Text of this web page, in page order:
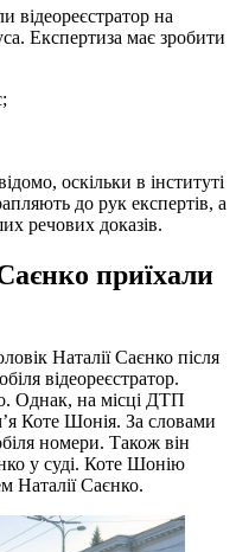
відеореєстратор на
Експертиза має зробити
оскільки в інституті
до рук експертів, а
речових доказів.
приїхали
Наталії Саєнко після
відеореєстратор.
Однак, на місці ДТП
Коте Шонія. За словами
номери. Також він
у суді. Коте Шонію
Наталії Саєнко.